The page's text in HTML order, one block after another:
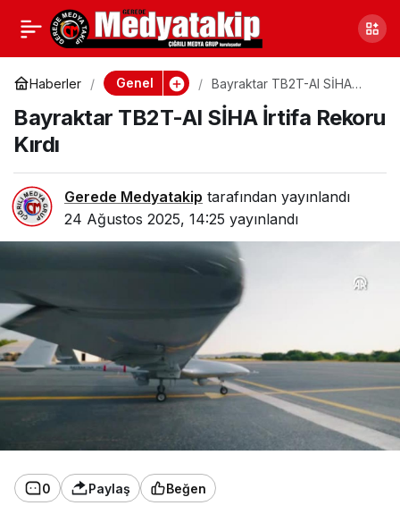
Haberler Genel
Bayraktar TB2T-AI SİHA
Bayraktar TB2T-AI SİHA İrtifa Rekoru
Kırdı
Gerede Medyatakip tarafından yayınlandı
24 Ağustos 2025, 14:25 yayınlandı
0 Paylaş Beğen
Samsun Çarşamba’da
Trafik Kazası: 4 Yaralı
Paylaş